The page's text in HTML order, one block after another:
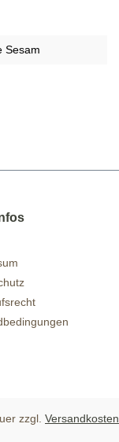
Sesam
zzgl. Versandkosten